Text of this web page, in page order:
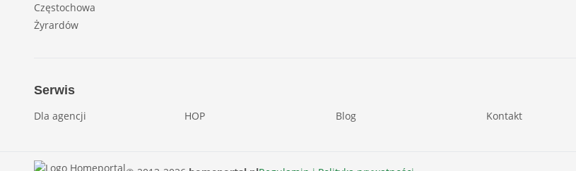
Częstochowa
Żyrardów
Serwis
Dla agencji HOP Blog Kontakt